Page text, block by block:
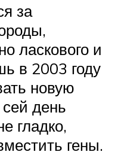
за
ласкового и
в 2003 году
новую
день
гладко,
гены.